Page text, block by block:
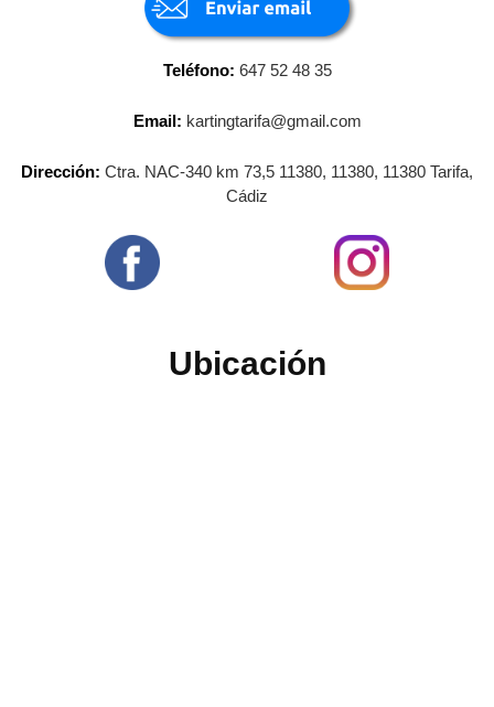
Teléfono: 647 52 48 35
Email: kartingtarifa@gmail.com
Dirección: Ctra. NAC-340 km 73,5 11380, 11380, 11380 Tarifa,
Cádiz
Ubicación